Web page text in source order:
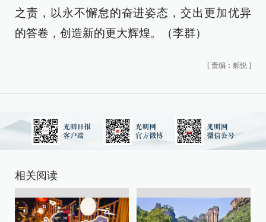
之责，以永不懈怠的奋进姿态，交出更加优异
的答卷，创造新的更大辉煌。（李群）
[ 责编：郝悦 ]
相关阅读